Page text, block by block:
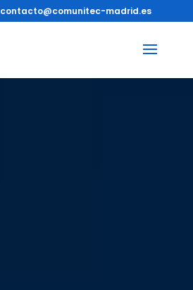
contacto@comunitec-madrid.es